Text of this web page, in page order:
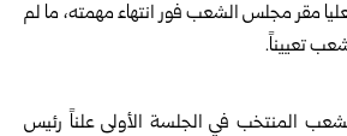
مقر مجلس الشعب فور انتهاء مهمته، ما لم
تعييناً.
المنتخب في الجلسة الأولى علناً رئيس